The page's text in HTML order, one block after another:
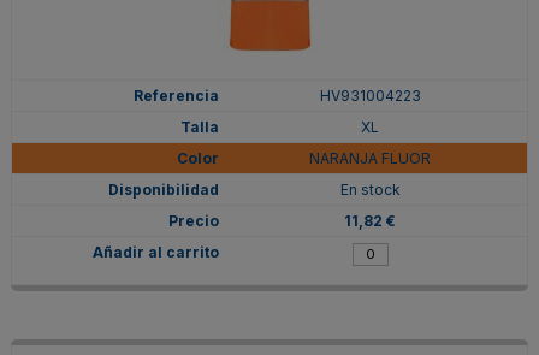
HV931004223
XL
NARANJA FLUOR
En stock
11,82 €